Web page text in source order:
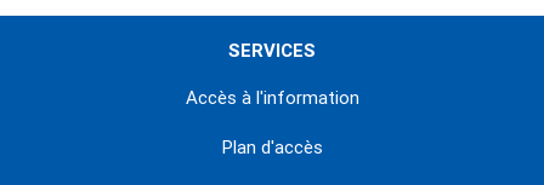
SERVICES
Accès à l'information
Plan d'accès